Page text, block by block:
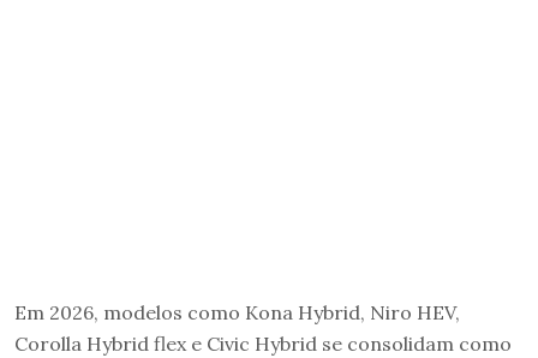
Em 2026, modelos como Kona Hybrid, Niro HEV,
Corolla Hybrid flex e Civic Hybrid se consolidam como